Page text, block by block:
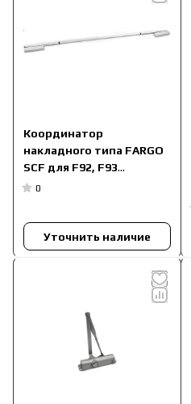
Координатор
накладного типа FARGO
SCF для F92, F93
макс.ширина дверного
0
Уточнить наличие